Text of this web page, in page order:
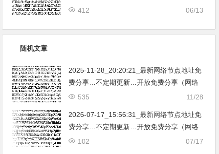
免费节点香港|日本|韩国|新加坡|台湾|马来西
06/13
412
随机文章
2025-11-28_20:20:21_最新网络节点地址免
费分享…不定期更新…开放免费分享（网络
免费节点香港|日本|韩国|新加坡|台湾|马来西
11/28
535
2026-07-17_15:56:31_最新网络节点地址免
费分享…不定期更新…开放免费分享（网络
免费节点香港|日本|韩国|新加坡|台湾|马来西
07/17
102